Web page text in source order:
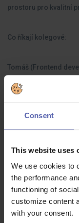
Consent
This website uses
We use cookies to
the performance
functioning of
customize content
with your consent.
prostoru pro kvalitní
Co říkají kolegové:
Tomáš (Frontend
prostor dělat věci
vidím výsledky své
Lubor, který tě
promyšlené."
Jaké zkušenosti